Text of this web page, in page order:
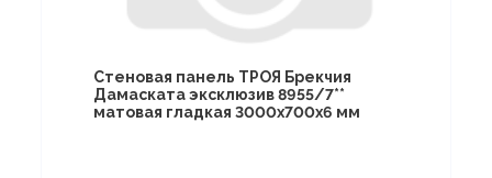
Стеновая панель ТРОЯ Брекчия
Дамаската эксклюзив 8955/7**
матовая гладкая 3000х700х6 мм